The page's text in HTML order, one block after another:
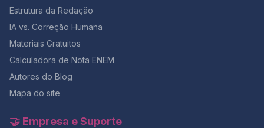
Estrutura da Redação
IA vs. Correção Humana
Materiais Gratuitos
Calculadora de Nota ENEM
Autores do Blog
Mapa do site
🤝 Empresa e Suporte